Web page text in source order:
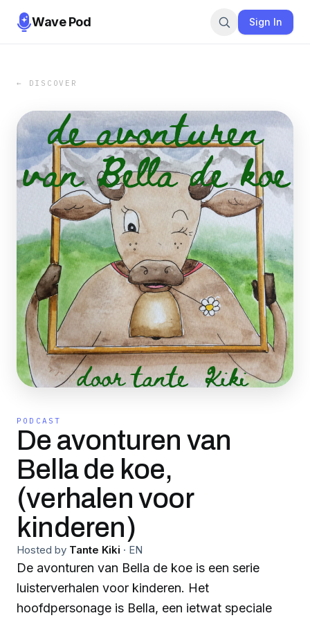
Wave Pod Sign In
← DISCOVER
PODCAST
De avonturen van
Bella de koe,
(verhalen voor
kinderen)
Hosted by Tante Kiki · EN
De avonturen van Bella de koe is een serie
luisterverhalen voor kinderen. Het
hoofdpersonage is Bella, een ietwat speciale